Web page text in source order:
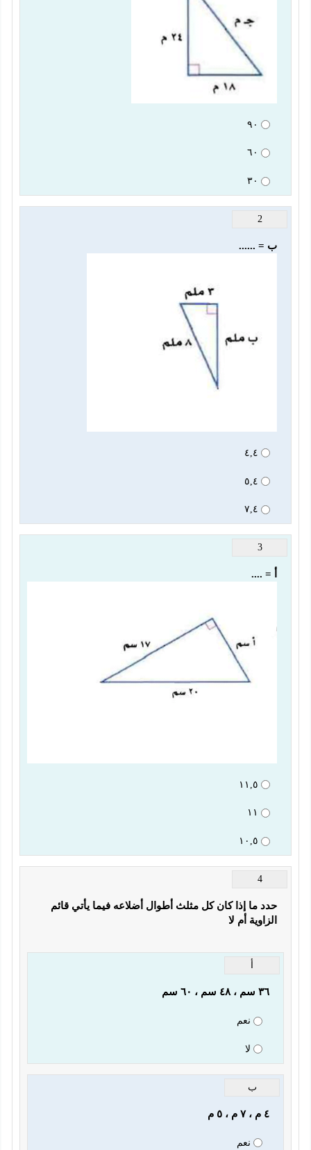
٩٠
٦٠
٣٠
2
ب = ......
٤,٤
٥,٤
٧,٤
3
أ = ....
١١,٥
١١
١٠,٥
4
الزاوية أم لا
٣٦ سم ، ٤٨ سم ، ٦٠ سم
نعم
لا
ب
٤ م ، ٧ م ، ٥ م
نعم